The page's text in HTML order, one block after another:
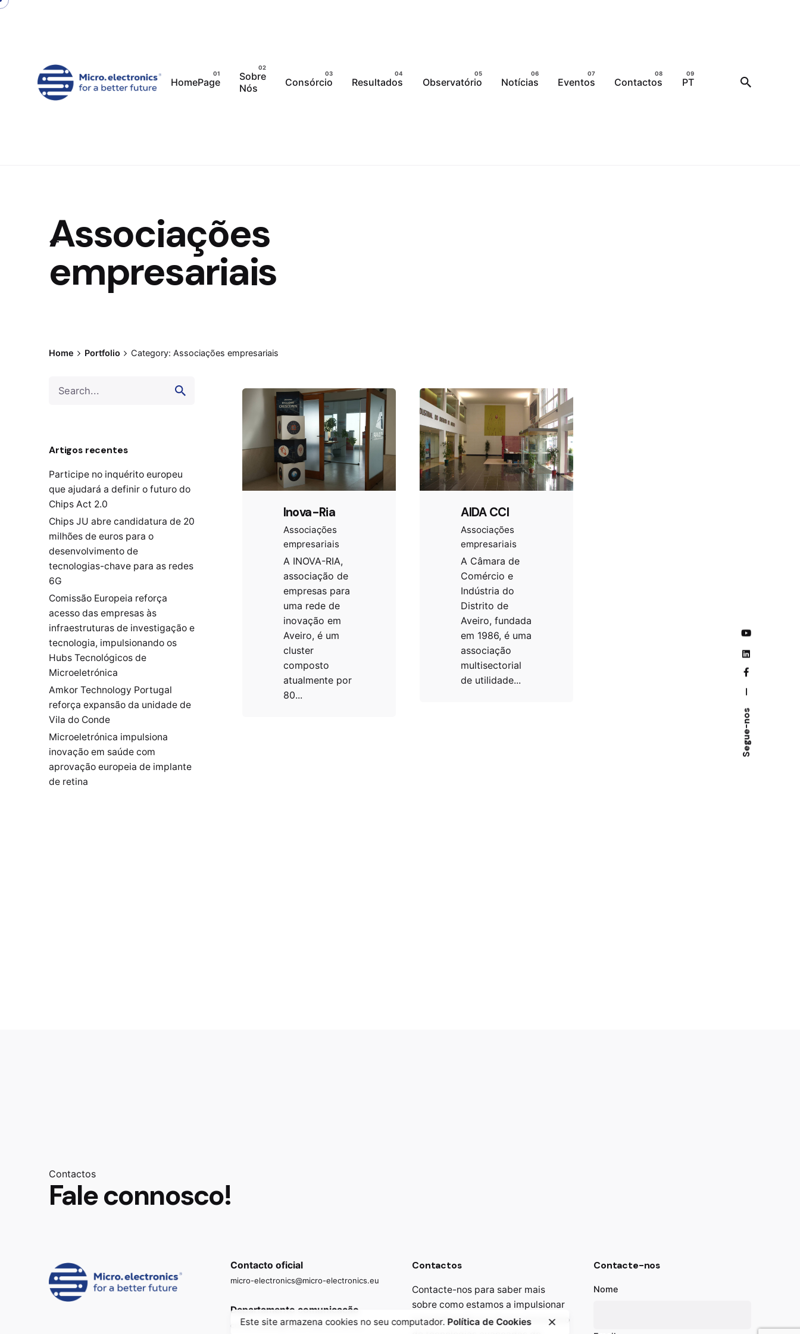
Segue-nos
Skip
HomePage
Sobre
Nós
Consórcio Resultados Observatório Notícias Eventos Contactos PT
Associações
empresariais
Home Portfolio Category: Associações empresariais
for
Artigos recentes
Participe no inquérito europeu
que ajudará a definir o futuro do
Chips Act 2.0
Chips JU abre candidatura de 20
milhões de euros para o
desenvolvimento de
tecnologias-chave para as redes
6G
Comissão Europeia reforça
acesso das empresas às
infraestruturas de investigação e
tecnologia, impulsionando os
Hubs Tecnológicos de
Microeletrónica
Amkor Technology Portugal
reforça expansão da unidade de
Vila do Conde
Microeletrónica impulsiona
inovação em saúde com
aprovação europeia de implante
de retina
Inova-Ria
Associações
empresariais
A INOVA-RIA,
associação de
empresas para
uma rede de
inovação em
Aveiro, é um
cluster
composto
atualmente por
80...
AIDA CCI
Associações
empresariais
A Câmara de
Comércio e
Indústria do
Distrito de
Aveiro, fundada
em 1986, é uma
associação
multisectorial
de utilidade...
Contactos
Fale connosco!
Contacto oficial
micro-electronics@micro-electronics.eu
Departamento comunicação
comunicacao@micro-electronics.eu
Contactos
Contacte-nos para saber mais
sobre como estamos a impulsionar
a investigação e o desenvolvimento
Contacte-nos
Nome
Este site armazena cookies no seu computador. Política de Cookies